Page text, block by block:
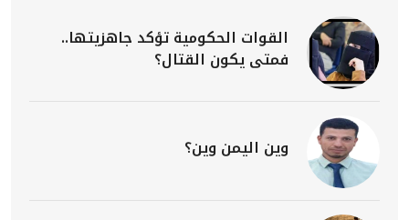
القوات الحكومية تؤكد جاهزيتها..
فمتى يكون القتال؟
وين اليمن وين؟